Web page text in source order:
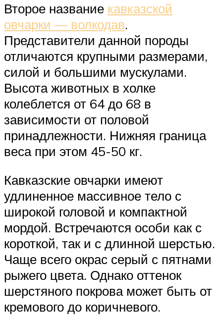
Второе название кавказской
овчарки — волкодав.
Представители данной породы
отличаются крупными размерами,
силой и большими мускулами.
Высота животных в холке
колеблется от 64 до 68 в
зависимости от половой
принадлежности. Нижняя граница
веса при этом 45-50 кг.
Кавказские овчарки имеют
удлиненное массивное тело с
широкой головой и компактной
мордой. Встречаются особи как с
короткой, так и с длинной шерстью.
Чаще всего окрас серый с пятнами
рыжего цвета. Однако оттенок
шерстяного покрова может быть от
кремового до коричневого.